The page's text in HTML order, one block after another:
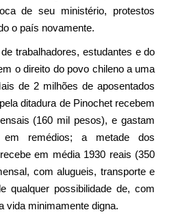
de seu ministério, protestos
o país novamente.
trabalhadores, estudantes e do
o direito do povo chileno a uma
de 2 milhões de aposentados
ditadura de Pinochet recebem
(160 mil pesos), e gastam
remédios; a metade dos
em média 1930 reais (350
com alugueis, transporte e
qualquer possibilidade de, com
vida minimamente digna.